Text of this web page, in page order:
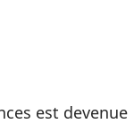
est devenue